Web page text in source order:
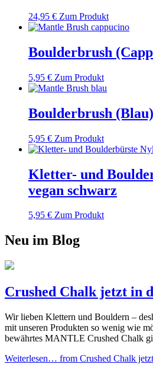
24,95 € Zum Produkt
Boulderbrush
5,95 € Zum Produkt
Boulderbrush (Blau)
5,95 € Zum Produkt
Kletter- und
vegan schwarz
5,95 € Zum Produkt
Neu im Blog
Crushed Chalk jetzt in
Wir lieben Klettern und Bouldern –
mit unseren Produkten so wenig wie
bewährtes MANTLE Crushed Chalk
Weiterlesen… from Crushed Chalk